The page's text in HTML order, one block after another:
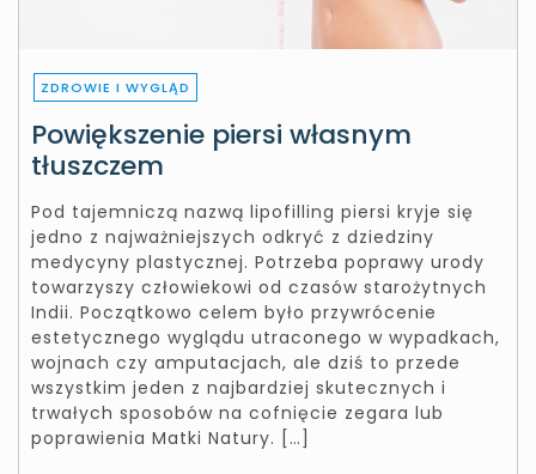
ZDROWIE I WYGLĄD
Powiększenie piersi własnym
tłuszczem
Pod tajemniczą nazwą lipofilling piersi kryje się
jedno z najważniejszych odkryć z dziedziny
medycyny plastycznej. Potrzeba poprawy urody
towarzyszy człowiekowi od czasów starożytnych
Indii. Początkowo celem było przywrócenie
estetycznego wyglądu utraconego w wypadkach,
wojnach czy amputacjach, ale dziś to przede
wszystkim jeden z najbardziej skutecznych i
trwałych sposobów na cofnięcie zegara lub
poprawienia Matki Natury. […]